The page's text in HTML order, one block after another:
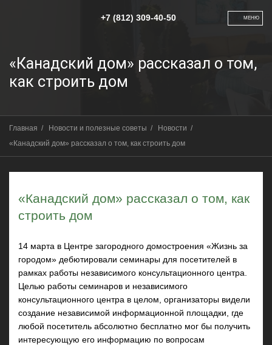
+7 (812) 309-40-50 МЕНЮ
«Канадский дом» рассказал о том,
как строить дом
Главная / Новости и полезные советы / Новости /
«Канадский дом» рассказал о том, как строить дом
«Канадский дом» рассказал о том, как
строить дом
14 марта в Центре загородного домостроения «Жизнь за
городом» дебютировали семинары для посетителей в
рамках работы независимого консультационного центра.
Целью работы семинаров и независимого
консультационного центра в целом, организаторы видели
создание независимой информационной площадки, где
любой посетитель абсолютно бесплатно мог бы получить
интересующую его информацию по вопросам